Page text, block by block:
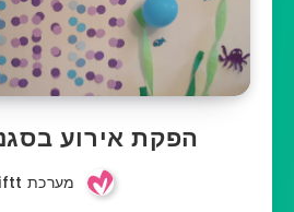
הפקת אירוע
מערכת Giftt